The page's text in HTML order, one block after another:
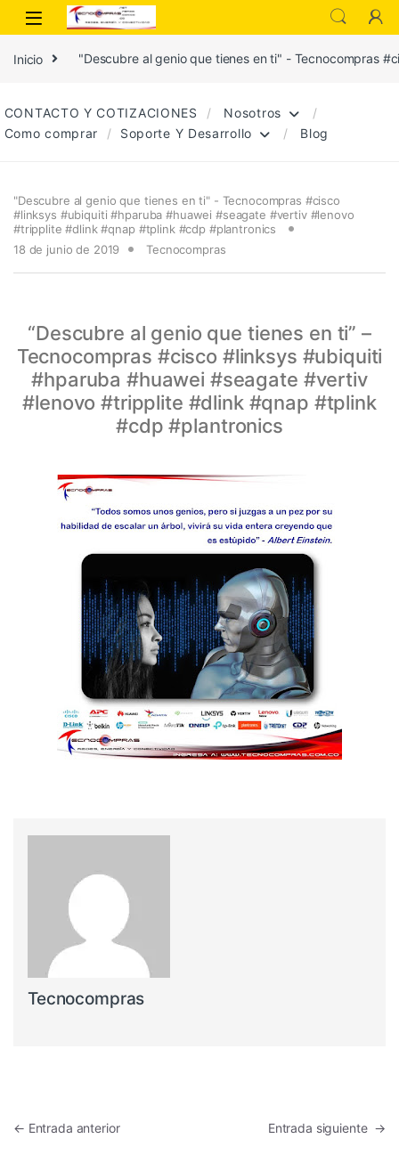
Inicio "Descubre al genio que tienes en ti" - Tecnocompras
CONTACTO Y COTIZACIONES
Nosotros
Como comprar
Soporte Y Desarrollo Blog
"Descubre al genio que tienes en ti" - Tecnocompras #cisco
#linksys #ubiquiti #hparuba #huawei #seagate #vertiv #lenovo
#tripplite #dlink #qnap #tplink #cdp #plantronics
18 de junio de 2019
Tecnocompras
“Descubre al genio que tienes en ti” –
Tecnocompras #cisco #linksys #ubiquiti
#hparuba #huawei #seagate #vertiv
#lenovo #tripplite #dlink #qnap #tplink
#cdp #plantronics
Tecnocompras
Navegación de entradas
← Entrada anterior Entrada siguiente →